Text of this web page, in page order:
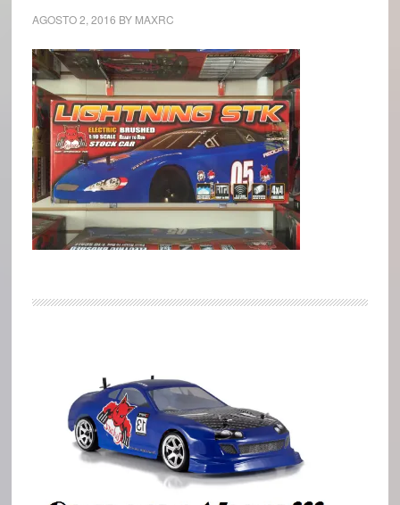
AGOSTO 2, 2016 BY MAXRC